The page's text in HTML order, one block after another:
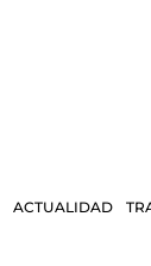
ACTUALIDAD